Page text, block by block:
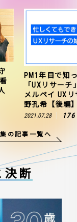
PM1年目で知
「UXリサー
メルペイ UX
野孔希【後編
2021.07.28 176
の記事一覧へ
決断